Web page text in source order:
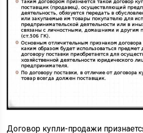
Договор купли-продажи